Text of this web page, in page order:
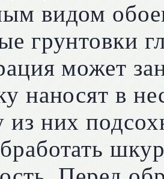
видом
грунтовки
может
наносят в
из них